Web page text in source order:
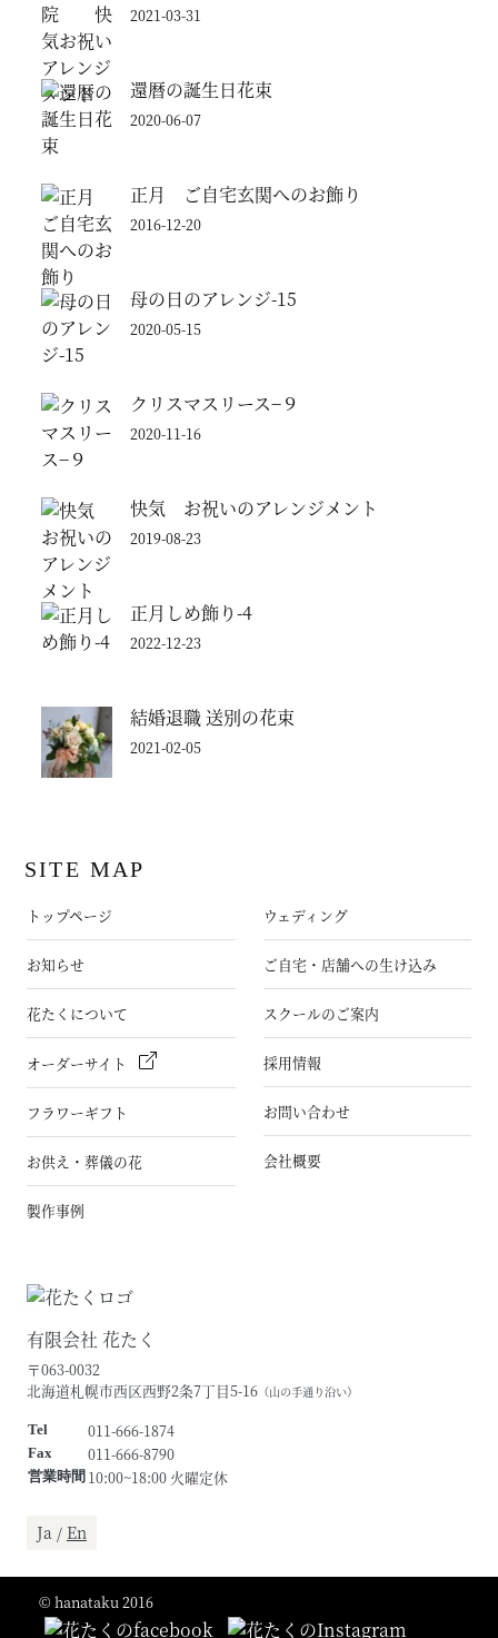
2021-03-31
還暦の誕生日花束
2020-06-07
正月 ご自宅玄関へのお飾り
2016-12-20
母の日のアレンジ-15
2020-05-15
クリスマスリース−９
2020-11-16
快気 お祝いのアレンジメント
2019-08-23
正月しめ飾り-4
2022-12-23
結婚退職 送別の花束
2021-02-05
SITE MAP
トップページ
お知らせ
花たくについて
オーダーサイト
フラワーギフト
お供え・葬儀の花
製作事例
ウェディング
ご自宅・店舗への生け込み
スクールのご案内
採用情報
お問い合わせ
会社概要
有限会社 花たく
〒063-0032
北海道札幌市西区西野2条7丁目5-16（山の手通り沿い）
Tel 011-666-1874
Fax 011-666-8790
営業時間 10:00~18:00 火曜定休
Ja / En
© hanataku 2016